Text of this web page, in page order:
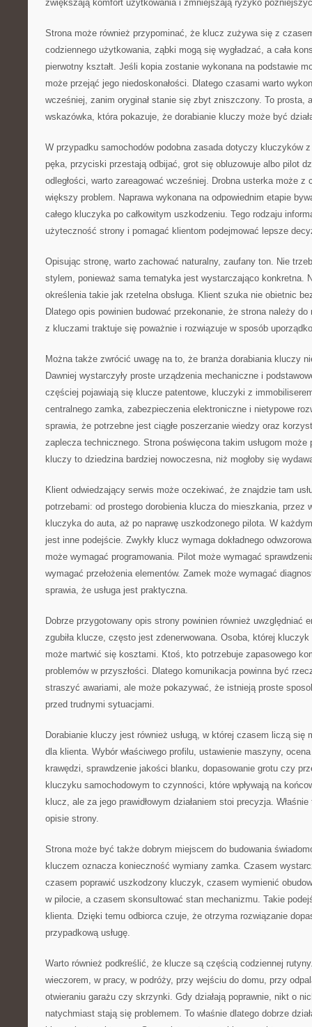
zwiększają komfort użytkowania i zmniejszają ryzyko
Strona może również przypominać, że klucz zużywa się z
codziennego użytkowania, ząbki mogą się wygładzać, a cała
pierwotny kształt. Jeśli kopia zostanie wykonana na podstawie
może przejąć jego niedoskonałości. Dlatego czasami warto
wcześniej, zanim oryginał stanie się zbyt zniszczony. To prosta,
wskazówka, która pokazuje, że dorabianie kluczy może być
W przypadku samochodów podobna zasada dotyczy kluczyków
pęka, przyciski przestają odbijać, grot się obluzowuje albo pilot
odległości, warto zareagować wcześniej. Drobna usterka może z
większy problem. Naprawa wykonana na odpowiednim etapie
całego kluczyka po całkowitym uszkodzeniu. Tego rodzaju
użyteczność strony i pomagać klientom podejmować lepsze
Opisując stronę, warto zachować naturalny, zaufany ton. Nie
stylem, ponieważ sama tematyka jest wystarczająco konkretna.
określenia takie jak rzetelna obsługa. Klient szuka nie obietnic
Dlatego opis powinien budować przekonanie, że strona należy
z kluczami traktuje się poważnie i rozwiązuje w sposób
Można także zwrócić uwagę na to, że branża dorabiania kluczy
Dawniej wystarczyły proste urządzenia mechaniczne i
częściej pojawiają się klucze patentowe, kluczyki z
centralnego zamka, zabezpieczenia elektroniczne i nietypowe
sprawia, że potrzebne jest ciągłe poszerzanie wiedzy oraz
zaplecza technicznego. Strona poświęcona takim usługom może
kluczy to dziedzina bardziej nowoczesna, niż mogłoby się
Klient odwiedzający serwis może oczekiwać, że znajdzie tam
potrzebami: od prostego dorobienia klucza do mieszkania, przez
kluczyka do auta, aż po naprawę uszkodzonego pilota. W
jest inne podejście. Zwykły klucz wymaga dokładnego
może wymagać programowania. Pilot może wymagać
wymagać przełożenia elementów. Zamek może wymagać
sprawia, że usługa jest praktyczna.
Dobrze przygotowany opis strony powinien również uwzględniać
zgubiła klucze, często jest zdenerwowana. Osoba, której kluczyk
może martwić się kosztami. Ktoś, kto potrzebuje zapasowego
problemów w przyszłości. Dlatego komunikacja powinna być
straszyć awariami, ale może pokazywać, że istnieją proste
przed trudnymi sytuacjami.
Dorabianie kluczy jest również usługą, w której czasem liczą się
dla klienta. Wybór właściwego profilu, ustawienie maszyny,
krawędzi, sprawdzenie jakości blanku, dopasowanie grotu czy
kluczyku samochodowym to czynności, które wpływają na
klucz, ale za jego prawidłowym działaniem stoi precyzja.
opisie strony.
Strona może być także dobrym miejscem do budowania
kluczem oznacza konieczność wymiany zamka. Czasem
czasem poprawić uszkodzony kluczyk, czasem wymienić
w pilocie, a czasem skonsultować stan mechanizmu. Takie
klienta. Dzięki temu odbiorca czuje, że otrzyma rozwiązanie
przypadkową usługę.
Warto również podkreślić, że klucze są częścią codziennej
wieczorem, w pracy, w podróży, przy wejściu do domu, przy
otwieraniu garażu czy skrzynki. Gdy działają poprawnie, nikt o
natychmiast stają się problemem. To właśnie dlatego dobrze